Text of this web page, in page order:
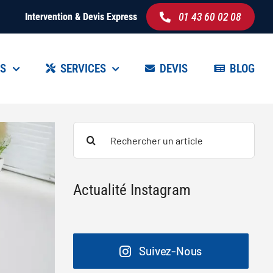
Intervention & Devis Express 01 43 60 02 08
SERVICES DEVIS BLOG
Actualité Instagram
Suivez-Nous